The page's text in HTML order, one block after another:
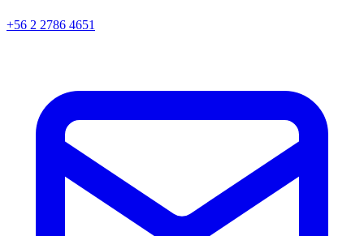
+56 2 2786 4651